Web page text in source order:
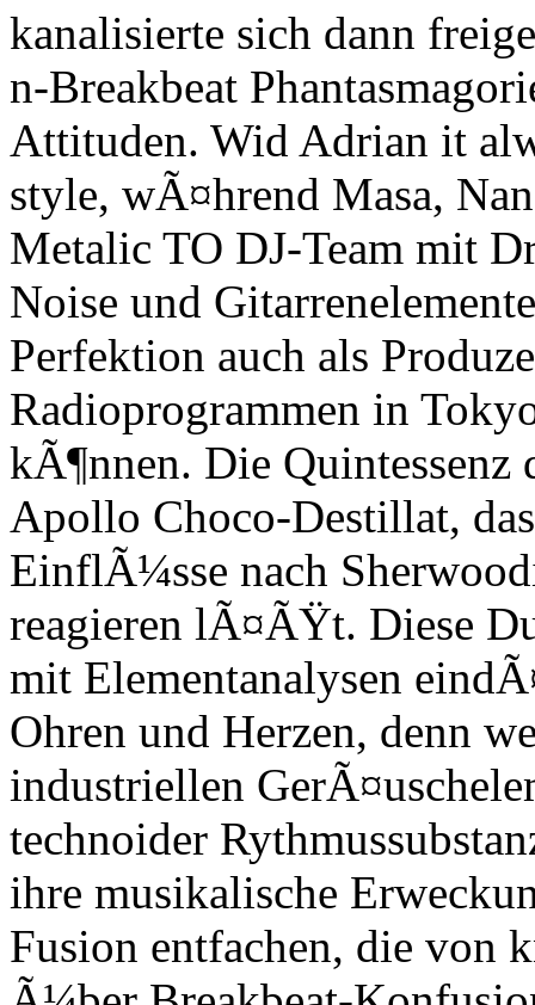
kanalisierte sich dann
n-Breakbeat
Attituden. Wid Adrian it
style, wÃ¤hrend Masa,
Metalic TO DJ-Team mit
Noise und
Perfektion auch als
Radioprogrammen in
kÃ¶nnen. Die
Apollo Choco-Destillat,
EinflÃ¼sse nach
reagieren lÃ¤ÃŸt. Diese
mit Elementanalysen
Ohren und Herzen, denn
industriellen
technoider
ihre musikalische
Fusion entfachen, die von